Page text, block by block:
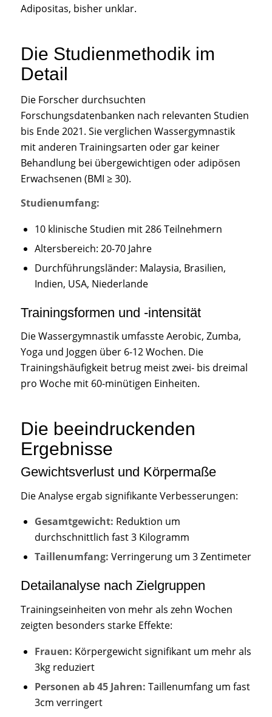
Adipositas, bisher unklar.
Die Studienmethodik im
Detail
Die Forscher durchsuchten
Forschungsdatenbanken nach relevanten Studien
bis Ende 2021. Sie verglichen Wassergymnastik
mit anderen Trainingsarten oder gar keiner
Behandlung bei übergewichtigen oder adipösen
Erwachsenen (BMI ≥ 30).
Studienumfang:
10 klinische Studien mit 286 Teilnehmern
Altersbereich: 20-70 Jahre
Durchführungsländer: Malaysia, Brasilien,
Indien, USA, Niederlande
Trainingsformen und -intensität
Die Wassergymnastik umfasste Aerobic, Zumba,
Yoga und Joggen über 6-12 Wochen. Die
Trainingshäufigkeit betrug meist zwei- bis dreimal
pro Woche mit 60-minütigen Einheiten.
Die beeindruckenden
Ergebnisse
Gewichtsverlust und Körpermaße
Die Analyse ergab signifikante Verbesserungen:
Gesamtgewicht: Reduktion um
durchschnittlich fast 3 Kilogramm
Taillenumfang: Verringerung um 3 Zentimeter
Detailanalyse nach Zielgruppen
Trainingseinheiten von mehr als zehn Wochen
zeigten besonders starke Effekte:
Frauen: Körpergewicht signifikant um mehr als
3kg reduziert
Personen ab 45 Jahren: Taillenumfang um fast
3cm verringert